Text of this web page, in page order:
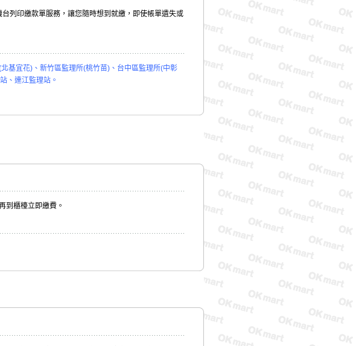
列印繳款單服務，讓您隨時想到就繳，即使帳單遺失或
基宜花)、新竹區監理所(桃竹苗)、台中區監理所(中彰
、連江監理站。
到櫃檯立即繳費。